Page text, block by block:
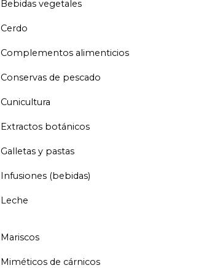
Bebidas vegetales
Cerdo
Complementos alimenticios
Conservas de pescado
Cunicultura
Extractos botánicos
Galletas y pastas
Infusiones (bebidas)
Leche
Mariscos
Miméticos de cárnicos